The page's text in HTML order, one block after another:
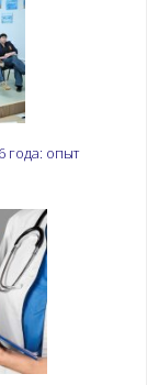
года: опыт